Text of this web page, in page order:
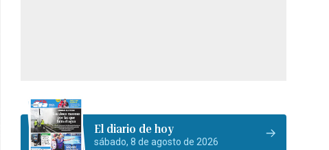
El diario de hoy
sábado, 8 de agosto de 2026